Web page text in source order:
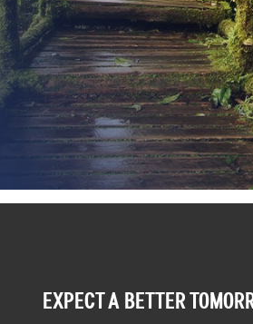
Skip
EXPECT A BETTER